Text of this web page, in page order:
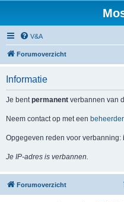
V&A
Forumoverzicht
Informatie
Je bentpermanent verbannen van
Neem contact op met een beheerder
Opgegeven reden voor verbanning:
Je IP-adres is verbannen.
Forumoverzicht